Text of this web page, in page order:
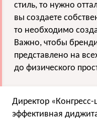
стиль, то нужно
вы создаете
то необходимо
Важно, чтобы
представлено на
до физического
Директор «Конгресс-
эффективная